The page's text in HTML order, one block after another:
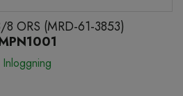
8 ORS (MRD-61-3853)
Inloggning